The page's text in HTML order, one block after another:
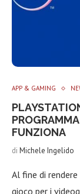
APP & GAMING
FUNZIONA
di Michele Ingelido
Al fine di
gioco per i